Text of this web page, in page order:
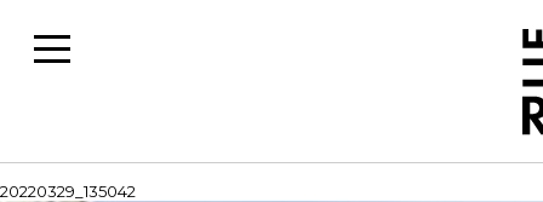
20220329_135042